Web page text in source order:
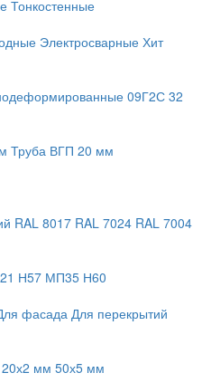
Тонкостенные
Электросварные Хит
09Г2С 32
Труба ВГП 20 мм
RAL 8017 RAL 7024 RAL 7004
Н57 МП35 Н60
фасада Для перекрытий
20х2 мм 50х5 мм